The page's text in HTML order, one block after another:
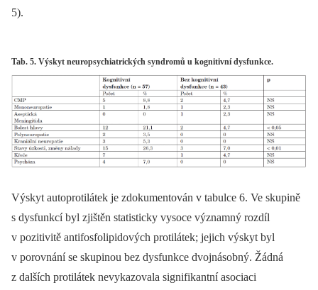
5).
Tab. 5. Výskyt neuropsychiatrických syndromů u kognitivní dysfunkce.
Výskyt autoprotilátek je zdokumentován v tabulce 6. Ve skupině
s dysfunkcí byl zjištěn statisticky vysoce významný rozdíl
v pozitivitě antifosfolipidových protilátek; jejich výskyt byl
v porovnání se skupinou bez dysfunkce dvojnásobný. Žádná
z dalších protilátek nevykazovala signifikantní asociaci